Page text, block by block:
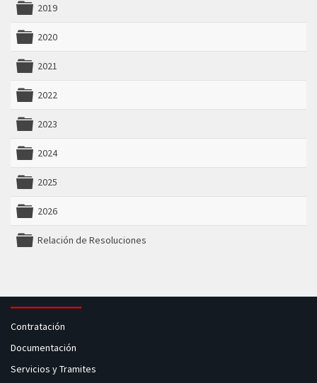
2019
2020
2021
2022
2023
2024
2025
2026
Relación de Resoluciones
Contratación
Documentación
Servicios y Tramites